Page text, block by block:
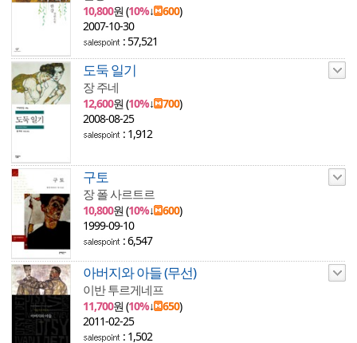
10,800원 (10%↓ 600)
2007-10-30
: 57,521
도둑 일기
장 주네
12,600원 (10%↓ 700)
2008-08-25
: 1,912
구토
장 폴 사르트르
10,800원 (10%↓ 600)
1999-09-10
: 6,547
아버지와 아들 (무선)
이반 투르게네프
11,700원 (10%↓ 650)
2011-02-25
: 1,502